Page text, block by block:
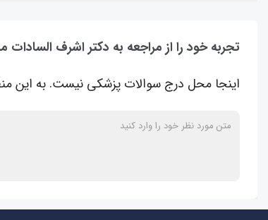
تجربه خود را از مراجعه به دکتر اشرف
اینجا محل درج سوالات پزشکی نیست. به این